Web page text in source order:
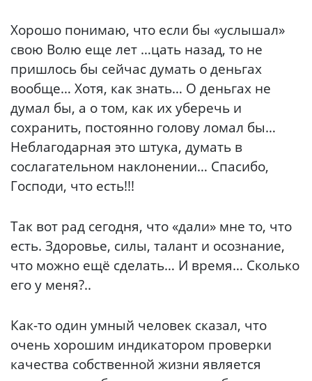
Хорошо понимаю, что если бы «услышал»
свою Волю еще лет …цать назад, то не
пришлось бы сейчас думать о деньгах
вообще… Хотя, как знать… О деньгах не
думал бы, а о том, как их уберечь и
сохранить, постоянно голову ломал бы…
Неблагодарная это штука, думать в
сослагательном наклонении… Спасибо,
Господи, что есть!!!
Так вот рад сегодня, что «дали» мне то, что
есть. Здоровье, силы, талант и осознание,
что можно ещё сделать… И время… Сколько
его у меня?..
Как-то один умный человек сказал, что
очень хорошим индикатором проверки
качества собственной жизни является